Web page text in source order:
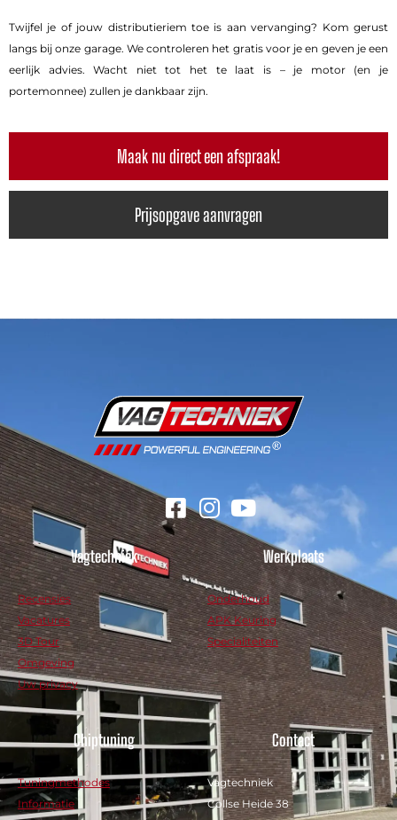
Twijfel je of jouw distributieriem toe is aan vervanging? Kom gerust
langs bij onze garage. We controleren het gratis voor je en geven je een
eerlijk advies. Wacht niet tot het te laat is – je motor (en je
portemonnee) zullen je dankbaar zijn.
Maak nu direct een afspraak!
Prijsopgave aanvragen
Vagtechniek
Recensies
Vacatures
3D Tour
Omgeving
Uw privacy
Werkplaats
Onderhoud
APK Keuring
Specialiteiten
Chiptuning
Tuningmethodes
Informatie
Contact
Vagtechniek
Collse Heide 38